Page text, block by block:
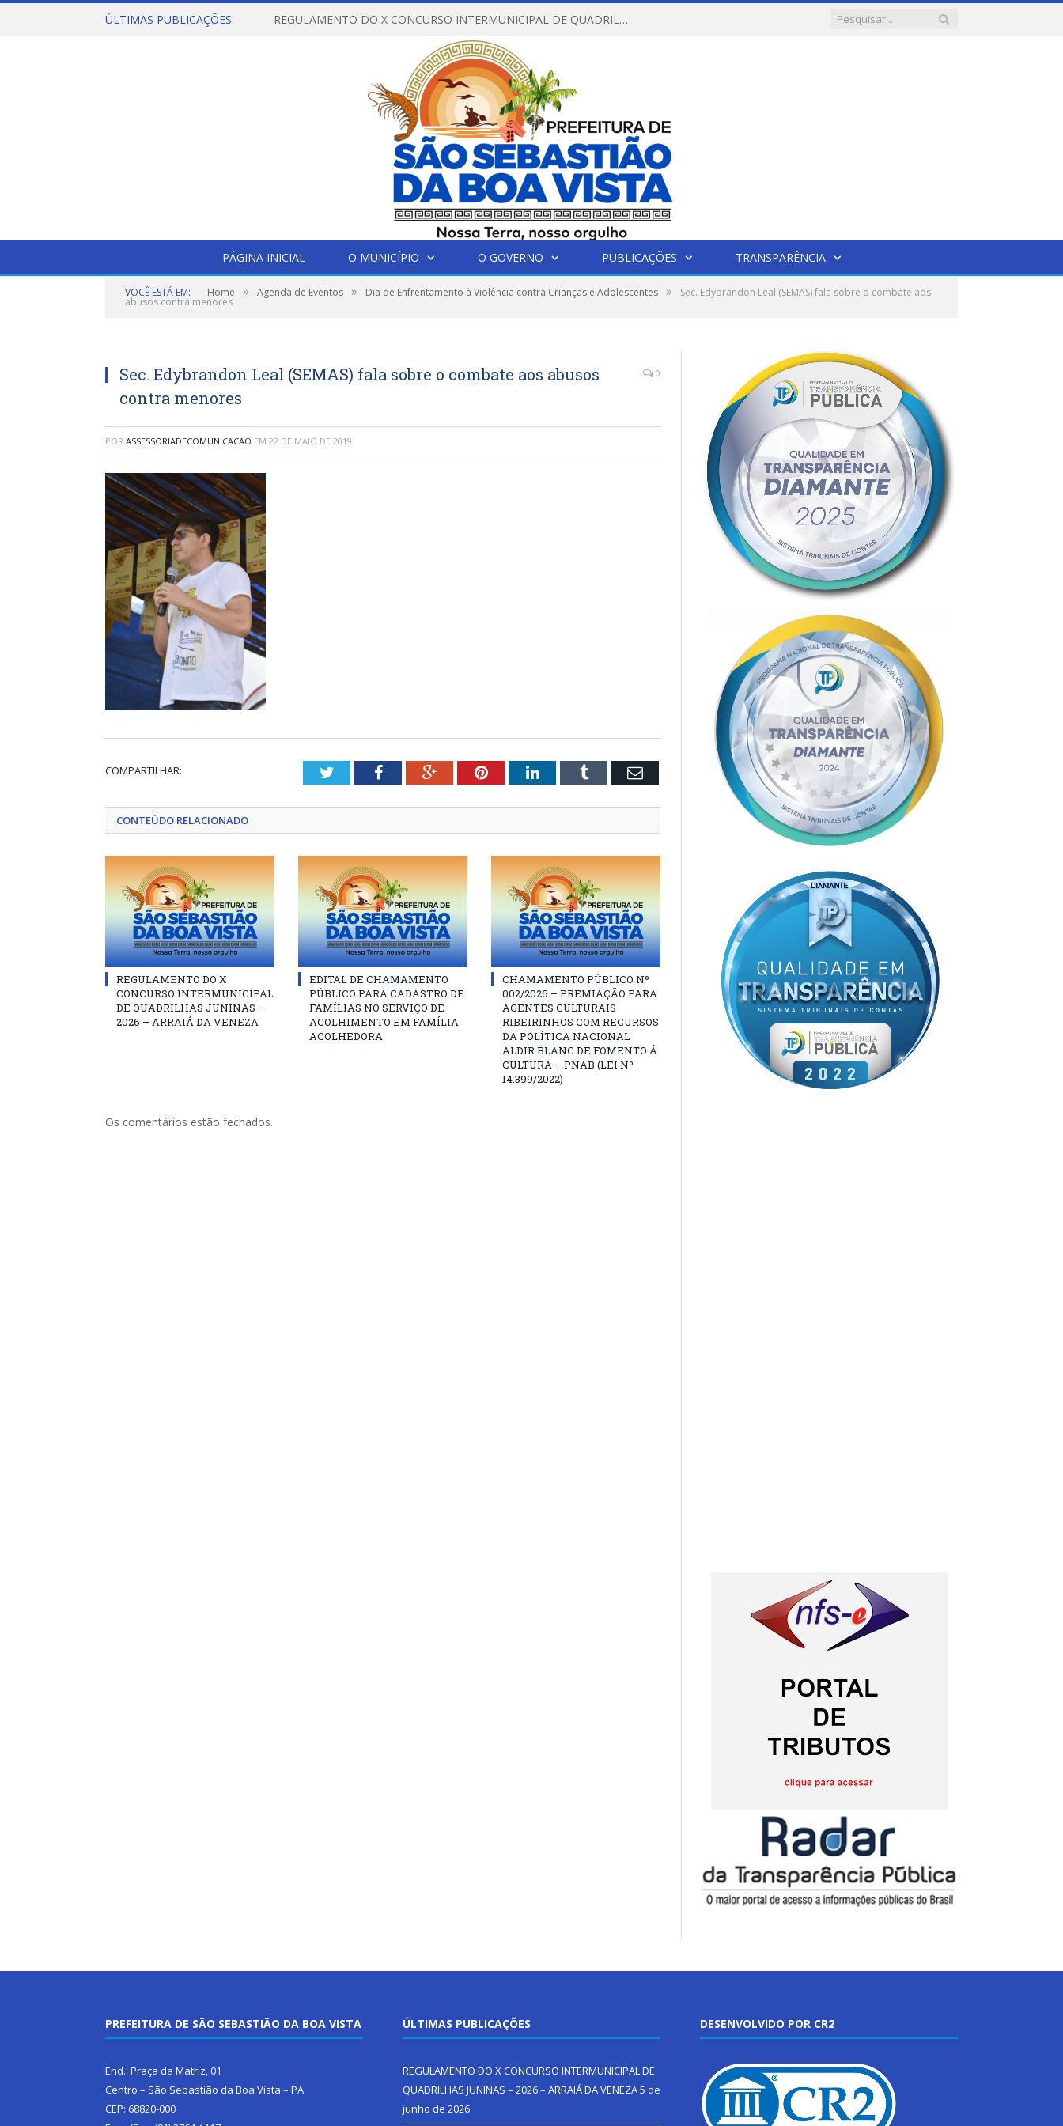
ÚLTIMAS PUBLICAÇÕES: REGULAMENTO DO X CONCURSO INTERMUNICIPAL DE QUADRILHAS JUNINAS – 2026 – ARRAIÁ DA VENEZA
PÁGINA INICIAL O MUNICÍPIO O GOVERNO PUBLICAÇÕES TRANSPARÊNCIA
VOCÊ ESTÁ EM: Home » Agenda de Eventos » Dia de Enfrentamento à Violência contra Crianças e Adolescentes » Sec. Edybrandon Leal (SEMAS) fala sobre o combate aos
abusos contra menores
Sec. Edybrandon Leal (SEMAS) fala sobre o combate aos abusos
contra menores
0
POR ASSESSORIADECOMUNICACAO EM 22 DE MAIO DE 2019
COMPARTILHAR: TwitterFacebookGoogle+PinterestLinkedInTumblr Email
CONTEÚDO RELACIONADO
REGULAMENTO DO X
CONCURSO INTERMUNICIPAL
DE QUADRILHAS JUNINAS –
2026 – ARRAIÁ DA VENEZA
EDITAL DE CHAMAMENTO
PÚBLICO PARA CADASTRO DE
FAMÍLIAS NO SERVIÇO DE
ACOLHIMENTO EM FAMÍLIA
ACOLHEDORA
CHAMAMENTO PÚBLICO Nº
002/2026 – PREMIAÇÃO PARA
AGENTES CULTURAIS
RIBEIRINHOS COM RECURSOS
DA POLÍTICA NACIONAL
ALDIR BLANC DE FOMENTO Á
CULTURA – PNAB (LEI Nº
14.399/2022)
Os comentários estão fechados.
PREFEITURA DE SÃO SEBASTIÃO DA BOA VISTA
End.: Praça da Matriz, 01
Centro – São Sebastião da Boa Vista – PA
CEP: 68820-000
ÚLTIMAS PUBLICAÇÕES
REGULAMENTO DO X CONCURSO INTERMUNICIPAL DE
QUADRILHAS JUNINAS – 2026 – ARRAIÁ DA VENEZA5 de
junho de 2026
DESENVOLVIDO POR CR2